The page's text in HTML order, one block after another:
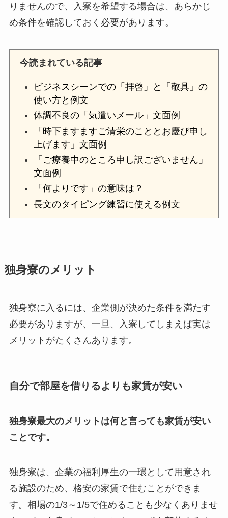
りませんので、入寮を希望する場合は、あらかじ
め条件を確認しておく必要があります。
今読まれている記事
ビジネスシーンでの「拝啓」と「敬具」の
使い方と例文
体調不良の「気遣いメール」文面例
「時下ますますご清栄のこととお慶び申し
上げます」文面例
「ご療養中のところ申し訳ございません」
文面例
「何よりです」の意味は？
長文のタイピング練習に使える例文
独身寮のメリット
独身寮に入るには、企業側が決めた条件を満たす
必要がありますが、一旦、入寮してしまえば実は
メリットがたくさんあります。
自分で部屋を借りるよりも家賃が安い
独身寮最大のメリットは何と言っても家賃が安い
ことです。
独身寮は、企業の福利厚生の一環として用意され
る施設のため、格安の家賃で住むことができま
す。相場の1/3～1/5で住めることも少なくありませ